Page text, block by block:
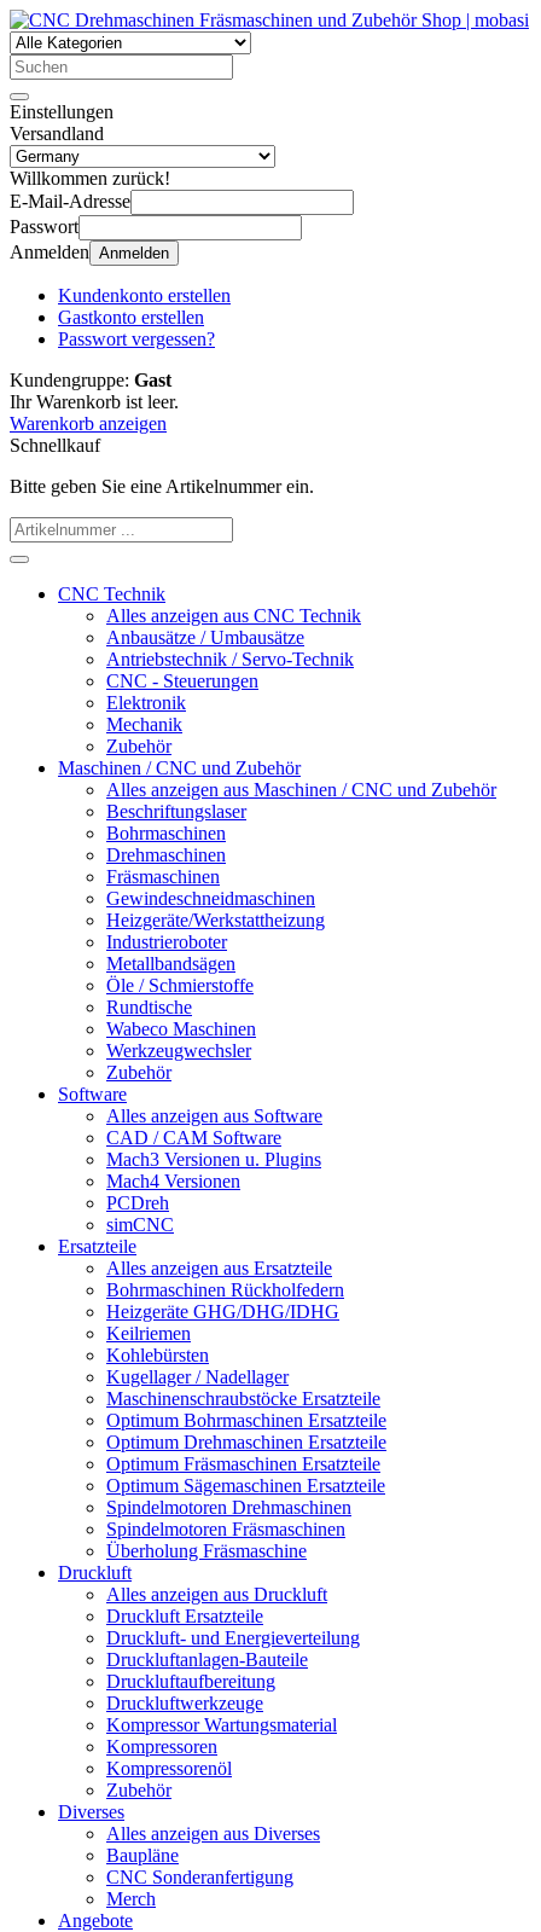
Einstellungen
Versandland
Willkommen zurück!
E-Mail-Adresse
Passwort
Anmelden Anmelden
Kundenkonto erstellen
Gastkonto erstellen
Passwort vergessen?
Kundengruppe: Gast
Ihr Warenkorb ist leer.
Warenkorb anzeigen
Schnellkauf
Bitte geben Sie eine Artikelnummer ein.
CNC Technik
Alles anzeigen aus CNC Technik
Anbausätze / Umbausätze
Antriebstechnik / Servo-Technik
CNC - Steuerungen
Elektronik
Mechanik
Zubehör
Maschinen / CNC und Zubehör
Alles anzeigen aus Maschinen / CNC und Zubehör
Beschriftungslaser
Bohrmaschinen
Drehmaschinen
Fräsmaschinen
Gewindeschneidmaschinen
Heizgeräte/Werkstattheizung
Industrieroboter
Metallbandsägen
Öle / Schmierstoffe
Rundtische
Wabeco Maschinen
Werkzeugwechsler
Zubehör
Software
Alles anzeigen aus Software
CAD / CAM Software
Mach3 Versionen u. Plugins
Mach4 Versionen
PCDreh
simCNC
Ersatzteile
Alles anzeigen aus Ersatzteile
Bohrmaschinen Rückholfedern
Heizgeräte GHG/DHG/IDHG
Keilriemen
Kohlebürsten
Kugellager / Nadellager
Maschinenschraubstöcke Ersatzteile
Optimum Bohrmaschinen Ersatzteile
Optimum Drehmaschinen Ersatzteile
Optimum Fräsmaschinen Ersatzteile
Optimum Sägemaschinen Ersatzteile
Spindelmotoren Drehmaschinen
Spindelmotoren Fräsmaschinen
Überholung Fräsmaschine
Druckluft
Alles anzeigen aus Druckluft
Druckluft Ersatzteile
Druckluft- und Energieverteilung
Druckluftanlagen-Bauteile
Druckluftaufbereitung
Druckluftwerkzeuge
Kompressor Wartungsmaterial
Kompressoren
Kompressorenöl
Zubehör
Diverses
Alles anzeigen aus Diverses
Baupläne
CNC Sonderanfertigung
Merch
Angebote